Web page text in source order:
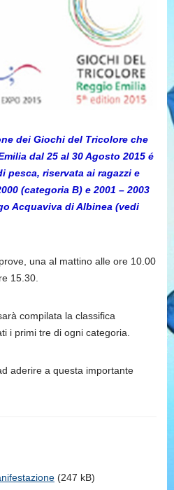
dei Giochi del Tricolore che
dal 25 al 30 Agosto 2015 é
pesca, riservata ai ragazzi e
(categoria B) e 2001 – 2003
Acquaviva di Albinea (vedi
una al mattino alle ore 10.00
15.30.
compilata la classifica
i primi tre di ogni categoria.
aderire a questa importante
(247 kB)